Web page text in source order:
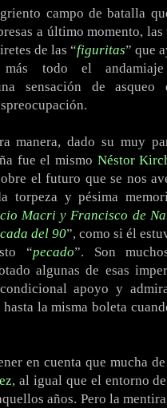
campo de batalla
a último momento,
de las “figuritas” que
todo el
sensación de
manera, dado su muy
fue el mismo Néstor
el futuro que se nos
torpeza y pésima
Macri y Francisco de
del 90”, como si él
“pecado”. Son
algunas de esas
apoyo y
la misma boleta
en cuenta que mucha
, al igual que el entorno
años. Pero la